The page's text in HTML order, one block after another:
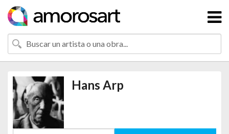
Hans Arp